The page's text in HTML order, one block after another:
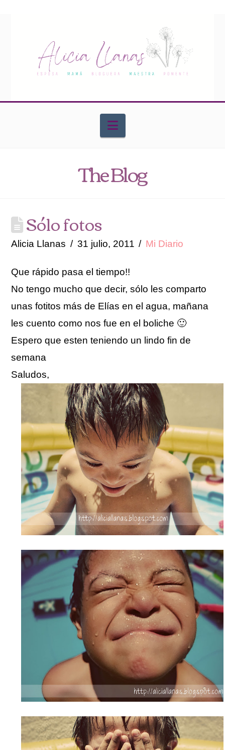
Navigation
The Blog
Sólo fotos
Alicia Llanas 31 julio, 2011 Mi Diario
Que rápido pasa el tiempo!!
No tengo mucho que decir, sólo les comparto
unas fotitos más de Elías en el agua, mañana
les cuento como nos fue en el boliche 🙂
Espero que esten teniendo un lindo fin de
semana
Saludos,